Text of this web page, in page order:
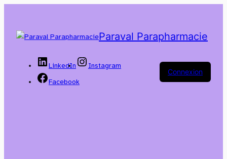
Paraval Parapharmacie
LinkedIn
Instagram
Facebook
Connexion